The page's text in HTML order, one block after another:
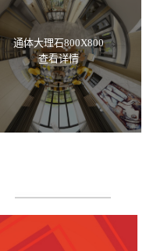
通体大理石800X800
查看详情